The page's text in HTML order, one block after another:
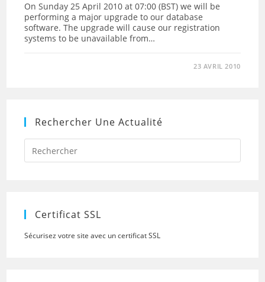
On Sunday 25 April 2010 at 07:00 (BST) we will be
performing a major upgrade to our database
software. The upgrade will cause our registration
systems to be unavailable from…
23 AVRIL 2010
Rechercher Une Actualité
Press
to
Certificat SSL
Sécurisez votre site avec un certificat SSL